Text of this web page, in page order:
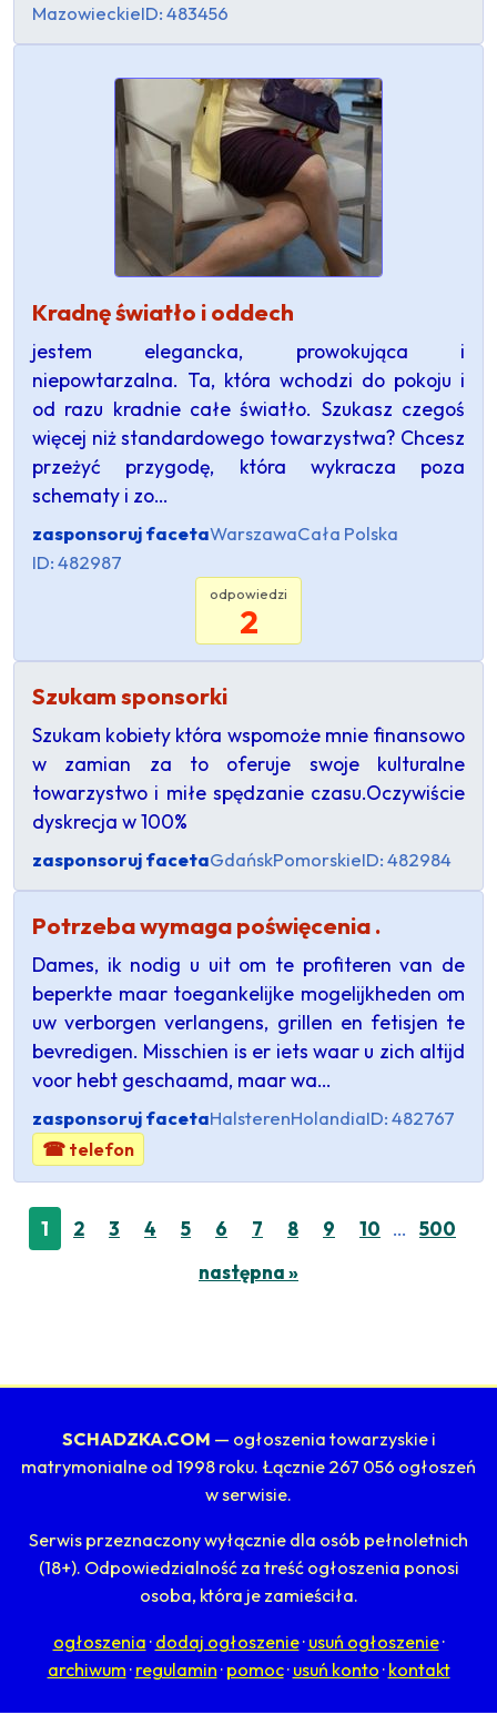
MazowieckieID: 483456
Kradnę światło i oddech
jestem elegancka, prowokująca i
niepowtarzalna. Ta, która wchodzi do pokoju i
od razu kradnie całe światło. Szukasz czegoś
więcej niż standardowego towarzystwa? Chcesz
przeżyć przygodę, która wykracza poza
schematy i zo…
zasponsoruj facetaWarszawaCała Polska
ID: 482987
odpowiedzi
2
Szukam sponsorki
Szukam kobiety która wspomoże mnie finansowo
w zamian za to oferuje swoje kulturalne
towarzystwo i miłe spędzanie czasu.Oczywiście
dyskrecja w 100%
zasponsoruj facetaGdańskPomorskieID: 482984
Potrzeba wymaga poświęcenia .
Dames, ik nodig u uit om te profiteren van de
beperkte maar toegankelijke mogelijkheden om
uw verborgen verlangens, grillen en fetisjen te
bevredigen. Misschien is er iets waar u zich altijd
voor hebt geschaamd, maar wa…
zasponsoruj facetaHalsterenHolandiaID: 482767
☎ telefon
1 2 3 4 5 6 7 8 9 10 …
500
następna »
SCHADZKA.COM — ogłoszenia towarzyskie i
matrymonialne od 1998 roku. Łącznie 267 056 ogłoszeń
w serwisie.
Serwis przeznaczony wyłącznie dla osób pełnoletnich
(18+). Odpowiedzialność za treść ogłoszenia ponosi
osoba, która je zamieściła.
ogłoszenia · dodaj ogłoszenie· usuń ogłoszenie·
archiwum · regulamin · pomoc· usuń konto · kontakt